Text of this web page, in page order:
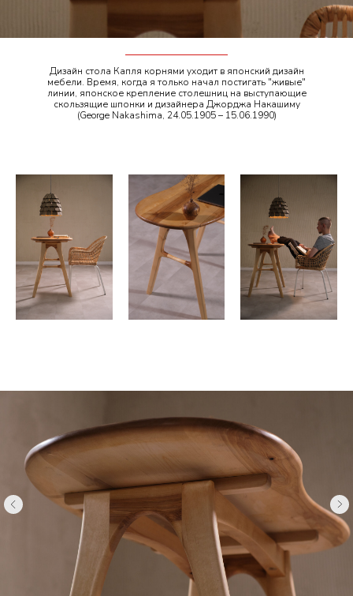
Дизайн стола Капля корнями уходит в японский дизайн
мебели. Время, когда я только начал постигать "живые"
линии, японское крепление столешниц на выступающие
скользящие шпонки и дизайнера Джорджа Накашиму
(George Nakashima, 24.05.1905 – 15.06.1990)